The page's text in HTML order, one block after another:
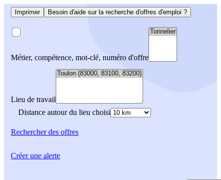
Imprimer Besoin d'aide sur la recherche d'offres d'emploi ?
Métier, compétence, mot-clé, numéro d'offre
Lieu de travail
Distance autour du lieu choisi
Rechercherdes offres
Créer une alerte